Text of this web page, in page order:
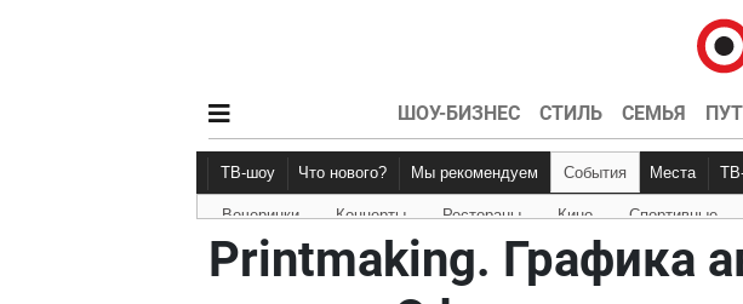
ШОУ-БИЗНЕС СТИЛЬ СЕМЬЯ
ТВ-шоу Что нового?
Новости афиши Рецензии Куда пойти Точка
Мы рекомендуем События Места
Вечеринки Концерты Рестораны Кино Спортивные
Printmaking. Графика